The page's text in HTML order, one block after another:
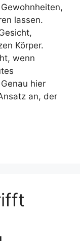
lassen.
Körper.
wenn
hier
an, der